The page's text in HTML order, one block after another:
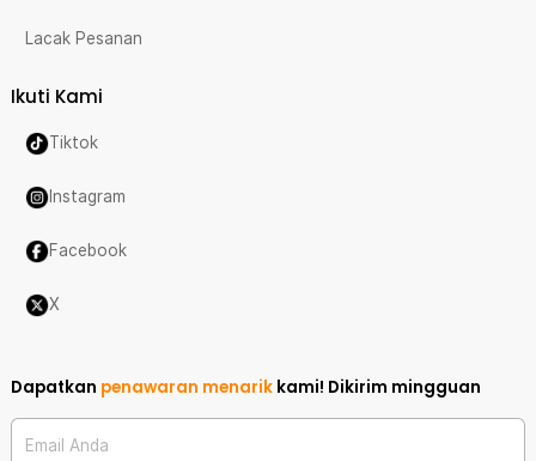
Lacak Pesanan
Ikuti Kami
Tiktok
Instagram
Facebook
X
Dapatkan penawaran menarik kami! Dikirim mingguan
Email Anda